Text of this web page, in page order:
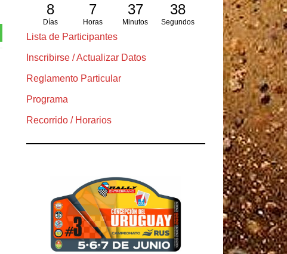
8
Días
7
Horas
37
Minutos
36
Segundos
Lista de Participantes
Inscribirse / Actualizar Datos
Reglamento Particular
Programa
Recorrido / Horarios